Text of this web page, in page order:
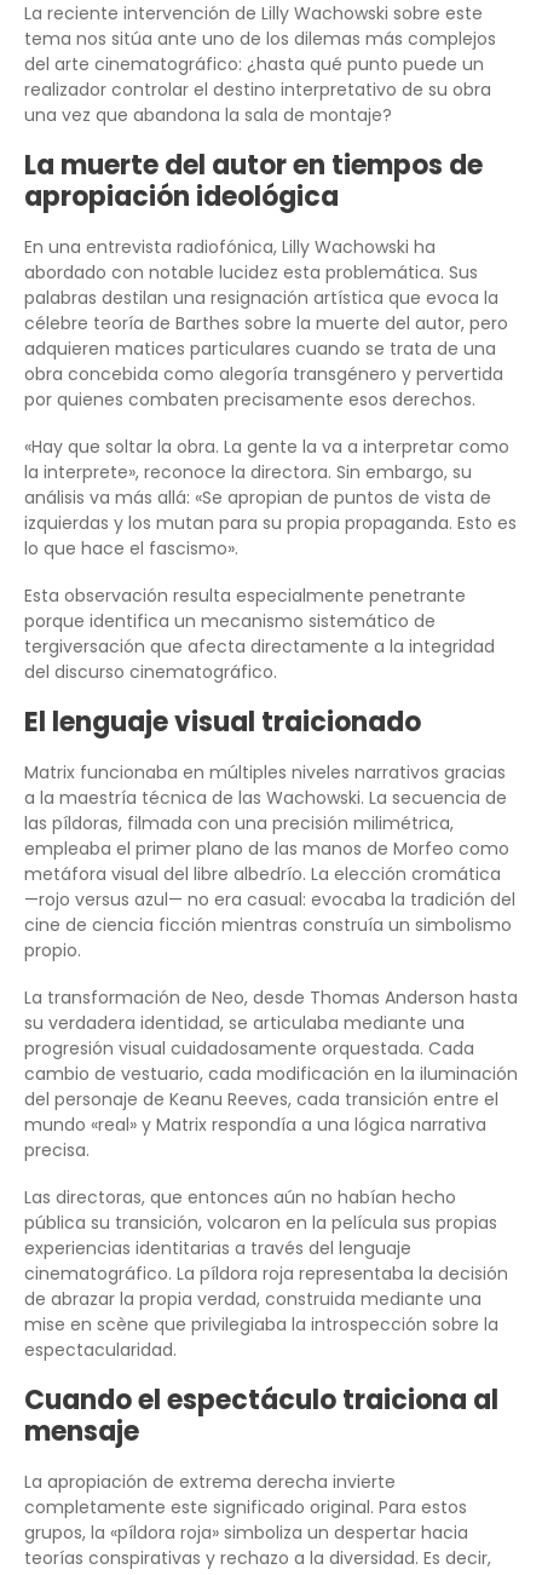
La reciente intervención de Lilly Wachowski sobre este
tema nos sitúa ante uno de los dilemas más complejos
del arte cinematográfico: ¿hasta qué punto puede un
realizador controlar el destino interpretativo de su obra
una vez que abandona la sala de montaje?
La muerte del autor en tiempos de
apropiación ideológica
En una entrevista radiofónica, Lilly Wachowski ha
abordado con notable lucidez esta problemática. Sus
palabras destilan una resignación artística que evoca la
célebre teoría de Barthes sobre la muerte del autor, pero
adquieren matices particulares cuando se trata de una
obra concebida como alegoría transgénero y pervertida
por quienes combaten precisamente esos derechos.
«Hay que soltar la obra. La gente la va a interpretar como
la interprete», reconoce la directora. Sin embargo, su
análisis va más allá: «Se apropian de puntos de vista de
izquierdas y los mutan para su propia propaganda. Esto es
lo que hace el fascismo».
Esta observación resulta especialmente penetrante
porque identifica un mecanismo sistemático de
tergiversación que afecta directamente a la integridad
del discurso cinematográfico.
El lenguaje visual traicionado
Matrix funcionaba en múltiples niveles narrativos gracias
a la maestría técnica de las Wachowski. La secuencia de
las píldoras, filmada con una precisión milimétrica,
empleaba el primer plano de las manos de Morfeo como
metáfora visual del libre albedrío. La elección cromática
—rojo versus azul— no era casual: evocaba la tradición del
cine de ciencia ficción mientras construía un simbolismo
propio.
La transformación de Neo, desde Thomas Anderson hasta
su verdadera identidad, se articulaba mediante una
progresión visual cuidadosamente orquestada. Cada
cambio de vestuario, cada modificación en la iluminación
del personaje de Keanu Reeves, cada transición entre el
mundo «real» y Matrix respondía a una lógica narrativa
precisa.
Las directoras, que entonces aún no habían hecho
pública su transición, volcaron en la película sus propias
experiencias identitarias a través del lenguaje
cinematográfico. La píldora roja representaba la decisión
de abrazar la propia verdad, construida mediante una
mise en scène que privilegiaba la introspección sobre la
espectacularidad.
Cuando el espectáculo traiciona al
mensaje
La apropiación de extrema derecha invierte
completamente este significado original. Para estos
grupos, la «píldora roja» simboliza un despertar hacia
teorías conspirativas y rechazo a la diversidad. Es decir,